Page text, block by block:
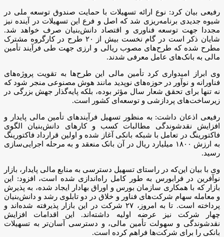
رفیعی بیان کرد: نوع ارائه تسهیلات با حمایت صندوق توسعه ملی در
شیوه جدیدی برنامه‌ریزی شد که اصل و فرع این تسهیلات در آینده نیز
مجددا جهت توسعه فناوری و اقتصاد دانش‌بنیان صرف خواهد شد.
شایان ذکر است در گام نخست بیش از ۲۰ طرح در کارگروه مشترک
مطرح شده که طرح‌های مصوب ریالی و ارزی جهت طی فرآیند تأمین
مالی به بانک‌های عامل معرفی شدند.
وی ابراز امیدواری کرد تأمین مالی این طرح‌ها به تقویت پروژه‌های
فناورانه و نوآور در حوزه‌های نوپدید مانند هوش مصنوعی منجر شود که
نه تنها برای تحقق شعار سال مؤثر بوده، بلکه پایه‌گذار جهش بزرگی در
زیرساخت‌های پردازشی و توسعه‌ای کشور است.
رفیعی اذعان داشت: به منظور تسهیل فرآیندهای تأمین مالی پایدار و
افزایش نقدشوندگی مطالبات کسب و کارهای دانش‌بنیان الگوی
فاکتورینگ در تعامل با شبکه بانکی آغاز شده و اولین قرارداد فاکتورینگ
به ارزش ۱۸۰۰ میلیارد ریال در آن بانک منعقد و به مرحله اجرایی‌سازی
رسید.
وی با بیان این‌که در راستای تسهیل دسترسی به منابع مالی پایدار، بازار
نوآفرین در فرابورس به طور کامل راه‌اندازی شده است، افزود: این
بازار که با همکاری سازمان بورس و اوراق بهادار ایجاد شده، به پذیرش
و معامله سهام شرکت‌های فناور و خلاق در دو تابلوی رشد و دانش‌بنیان
پرداخته است. تا به امروز، ۲۷ شرکت در این بازار پذیرفته شده‌اند و
چهار شرکت نیز عرضه اولیه داشته‌اند. این اقدامات افزایش
نقدشوندگی و سهولت تأمین مالی، و دسترسی آسان‌تر به تسهیلات
بانکی را برای شرکت‌ها فراهم کرده است.